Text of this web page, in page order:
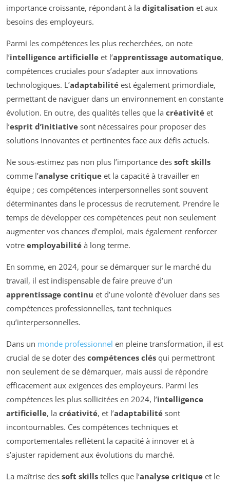
importance croissante, répondant à la digitalisation et aux
besoins des employeurs.
Parmi les compétences les plus recherchées, on note
l’intelligence artificielle et l’apprentissage automatique,
compétences cruciales pour s’adapter aux innovations
technologiques. L’adaptabilité est également primordiale,
permettant de naviguer dans un environnement en constante
évolution. En outre, des qualités telles que la créativité et
l’esprit d’initiative sont nécessaires pour proposer des
solutions innovantes et pertinentes face aux défis actuels.
Ne sous-estimez pas non plus l’importance des soft skills
comme l’analyse critique et la capacité à travailler en
équipe ; ces compétences interpersonnelles sont souvent
déterminantes dans le processus de recrutement. Prendre le
temps de développer ces compétences peut non seulement
augmenter vos chances d’emploi, mais également renforcer
votre employabilité à long terme.
En somme, en 2024, pour se démarquer sur le marché du
travail, il est indispensable de faire preuve d’un
apprentissage continu et d’une volonté d’évoluer dans ses
compétences professionnelles, tant techniques
qu’interpersonnelles.
Dans un monde professionnel en pleine transformation, il est
crucial de se doter des compétences clés qui permettront
non seulement de se démarquer, mais aussi de répondre
efficacement aux exigences des employeurs. Parmi les
compétences les plus sollicitées en 2024, l’intelligence
artificielle, la créativité, et l’adaptabilité sont
incontournables. Ces compétences techniques et
comportementales reflètent la capacité à innover et à
s’ajuster rapidement aux évolutions du marché.
La maîtrise des soft skills telles que l’analyse critique et le